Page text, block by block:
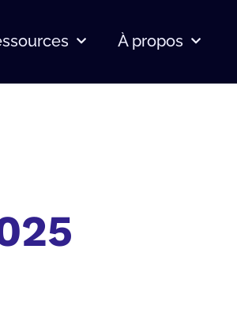
À propos